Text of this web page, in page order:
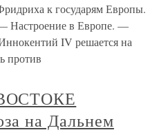
к государям Европы.
Настроение в Европе. —
IV решается на
против
на Дальнем